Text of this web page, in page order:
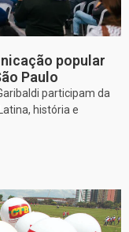
popular
Paulo
participam da
história e